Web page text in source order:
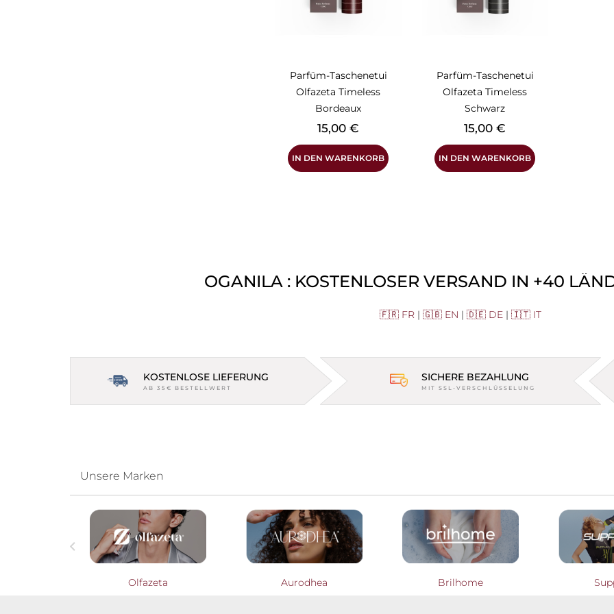
Parfüm-Taschenetui
Olfazeta Timeless
Bordeaux
Preis
15,00 €
IN DEN WARENKORB
Parfüm-Taschenetui
Olfazeta Timeless
Schwarz
Preis
15,00 €
IN DEN WARENKORB
OGANILA : KOSTENLOSER VERSAND IN +40
🇫🇷 FR | 🇬🇧 EN | 🇩🇪 DE | 🇮🇹 IT
KOSTENLOSE LIEFERUNG
AB 35€ BESTELLWERT
SICHERE BEZAHLUNG
MIT SSL-VERSCHLÜSSELUNG
Unsere Marken

Olfazeta Aurodhea Brilhome